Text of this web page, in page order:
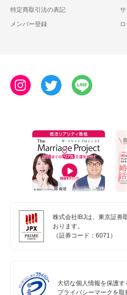
特定商取引法の表記
メンバー登録
株式会社IBJは、東京証券
おります。
（証券コード：6071）
大切な個人情報を保護す
プライバシーマークを取